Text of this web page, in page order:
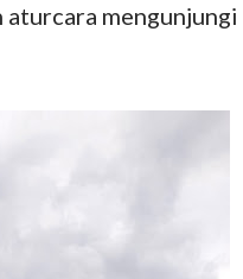
mengunjungi